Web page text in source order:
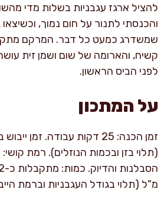
להציל ארגז עגבניות בשלות מדי
והכנסתי לתנור על חום נמוך, וכשיצאו
שמשדרג כמעט כל דבר. המרקם
קשיח, והארומה של שום ושמן זית
לפני הביס הראשון.
על המתכון
(תלוי בזן ובכמות הנוזלים). רמת
מ"ל (תלוי בגודל העגבניות וברמת